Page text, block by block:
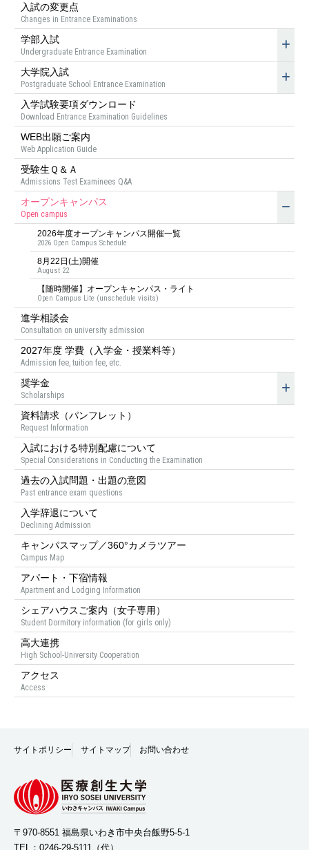
入試の変更点
Changes in Entrance Examinations
学部入試
Undergraduate Entrance Examination
大学院入試
Postgraduate School Entrance Examination
入学試験要項ダウンロード
Download Entrance Examination Guidelines
WEB出願ご案内
Web Application Guide
受験生Ｑ＆Ａ
Admissions Test Examinees Q&A
オープンキャンパス
Open campus
2026年度オープンキャンパス開催一覧
2026 Open Campus Schedule
8月22日(土)開催
August 22
【随時開催】オープンキャンパス・ライト
Open Campus Lite (unschedule visits)
進学相談会
Consultation on university admission
2027年度 学費（入学金・授業料等）
Admission fee, tuition fee, etc.
奨学金
Scholarships
資料請求（パンフレット）
Request Information
入試における特別配慮について
Special Considerations in Conducting the Examination
過去の入試問題・出題の意図
Past entrance exam questions
入学辞退について
Declining Admission
キャンパスマップ／360°カメラツアー
Campus Map
アパート・下宿情報
Apartment and Lodging Information
シェアハウスご案内（女子専用）
Student Dormitory information (for girls only)
高大連携
High School-University Cooperation
アクセス
Access
サイトポリシー サイトマップ お問い合わせ
〒970-8551 福島県いわき市中央台飯野5-5-1
TEL： 0246-29-5111 （代）